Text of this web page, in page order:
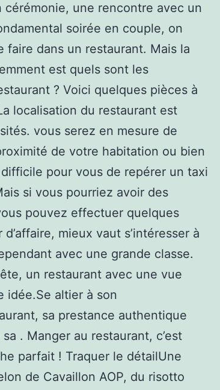
cérémonie, une rencontre avec un
soirée en couple, on
faire dans un restaurant. Mais la
est quels sont les
? Voici quelques pièces à
localisation du restaurant est
vous serez en mesure de
de votre habitation ou bien
pour vous de repérer un taxi
si vous pourriez avoir des
pouvez effectuer quelques
mieux vaut s’intéresser à
avec une grande classe.
un restaurant avec une vue
idée.Se altier à son
sa prestance authentique
. Manger au restaurant, c’est
parfait ! Traquer le détailUne
de Cavaillon AOP, du risotto